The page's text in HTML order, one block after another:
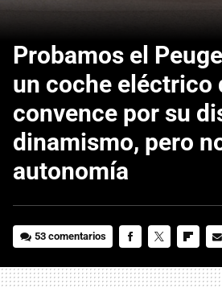
Probamos el
un coche eléctrico
convence por su
dinamismo, pero
autonomía
53 comentarios